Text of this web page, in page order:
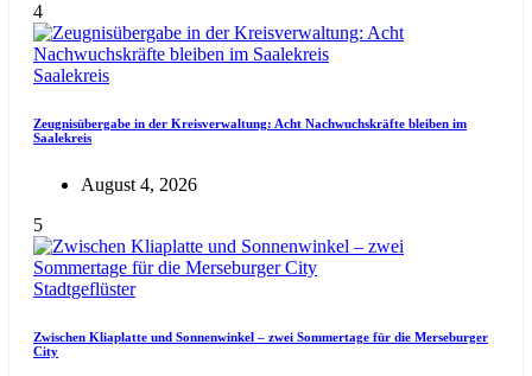
4
Saalekreis
Zeugnisübergabe in der Kreisverwaltung: Acht Nachwuchskräfte bleiben im
Saalekreis
August 4, 2026
5
Stadtgeflüster
Zwischen Kliaplatte und Sonnenwinkel – zwei Sommertage für die Merseburger
City